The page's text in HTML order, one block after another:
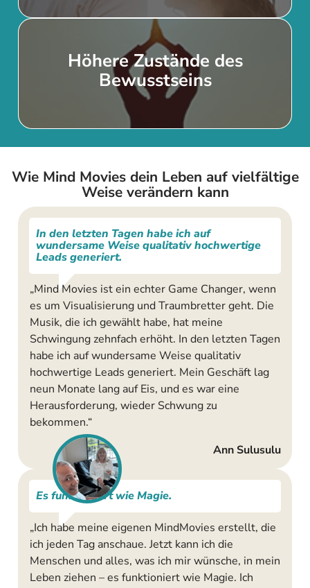
Höhere Zustände des
Bewusstseins
Erhöhte Bewusstseinszustände
erreichen
Wie Mind Movies dein Leben auf vielfältige
Weise verändern kann
In den letzten Tagen habe ich auf
wundersame Weise qualitativ hochwertige
Leads generiert.
„Mind Movies ist ein echter Game Changer, wenn
es um Visualisierung und Traumbretter geht. Die
Musik, die ich gewählt habe, hat meine
Schwingung zehnfach erhöht. In den letzten Tagen
habe ich auf wundersame Weise qualitativ
hochwertige Leads generiert. Mein Geschäft lag
neun Monate lang auf Eis, und es war eine
Herausforderung, wieder Schwung zu
bekommen.“
Ann Sulusulu
Es funktioniert wie Magie.
„Ich habe meine eigenen MindMovies erstellt, die
ich jeden Tag anschaue. Jetzt kann ich die
Menschen und alles, was ich mir wünsche, in mein
Leben ziehen – es funktioniert wie Magie. Ich